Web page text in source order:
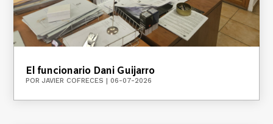
El funcionario Dani Guijarro
PORJAVIER COFRECES 06-07-2026